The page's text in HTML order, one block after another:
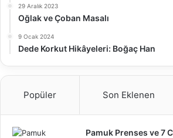
29 Aralık 2023
Oğlak ve Çoban Masalı
9 Ocak 2024
Dede Korkut Hikâyeleri: Boğaç Han
Popüler Son Eklenen
Pamuk Prenses ve 7